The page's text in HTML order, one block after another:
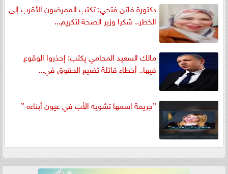
دكتورة فاتن فتحي: تكتب الممرضون الأقرب إلى
الخطر.. شكرا وزير الصحة لتكريم...
مالك السعيد المحامي يكتب: إحذروا الوقوع
فيها.. أخطاء قاتلة تضيع الحقوق في...
”جريمة اسمها تشويه الأب في عيون أبناءه ”